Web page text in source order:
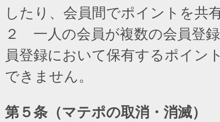
したり、会員間でポイントを共
２ 一人の会員が複数の会員登
員登録において保有するポイン
できません。
第５条（マテポの取消・消滅）